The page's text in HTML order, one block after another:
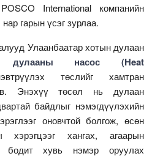
International компанийн
нар гарын үсэг зурлаа.
Улаанбаатар хотын дулаан
дулааны насос (Heat
төслийг хамтран
Энэхүү төсөл нь дулаан
байдлыг нэмэгдүүлэхийн
оновчтой болгож, өсөн
хангах, агаарын
бодит хувь нэмэр оруулах